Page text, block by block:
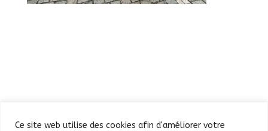
Ce site web utilise des cookies afin d'améliorer votre